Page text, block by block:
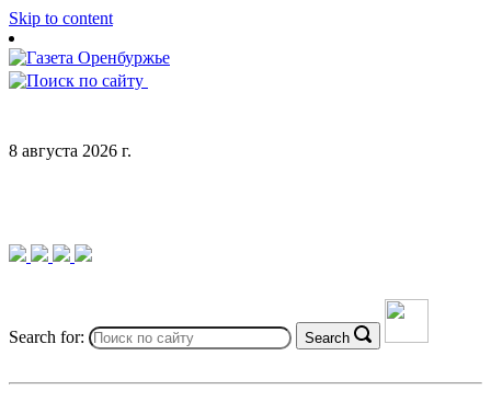
Skip to content
8 августа 2026 г.
Search for: Search